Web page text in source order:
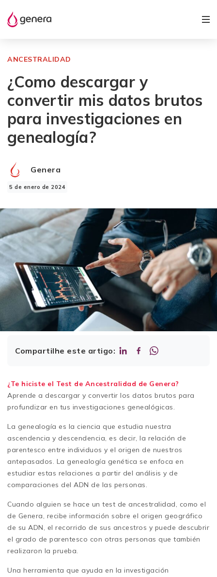
ANCESTRALIDAD
¿Como descargar y
convertir mis datos brutos
para investigaciones en
genealogía?
Genera
5 de enero de 2024
Compartilhe este artigo:
¿Te hiciste el Test de Ancestralidad de Genera?
Aprende a descargar y convertir los datos brutos para
profundizar en tus investigaciones genealógicas.
La genealogía es la ciencia que estudia nuestra
ascendencia y descendencia, es decir, la relación de
parentesco entre individuos y el origen de nuestros
antepasados. La genealogía genética se enfoca en
estudiar estas relaciones a partir del análisis y de
comparaciones del ADN de las personas.
Cuando alguien se hace un test de ancestralidad, como el
de Genera, recibe información sobre el origen geográfico
de su ADN, el recorrido de sus ancestros y puede descubrir
el grado de parentesco con otras personas que también
realizaron la prueba.
Una herramienta que ayuda en la investigación